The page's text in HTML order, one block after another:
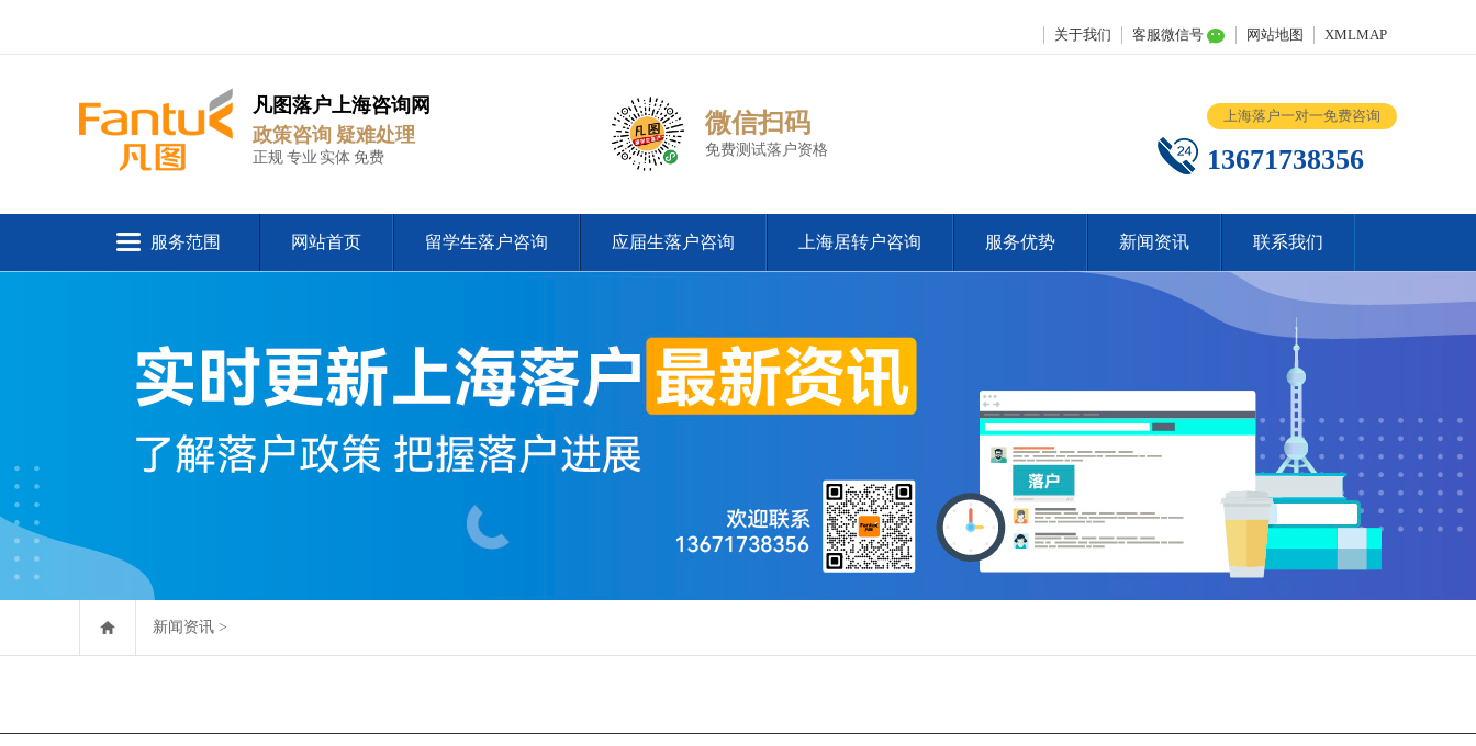
关于我们 客服微信号 网站地图 XMLMAP
凡图落户上海咨询网
政策咨询 疑难处理
正规 专业 实体 免费
微信扫码
免费测试落户资格
上海落户一对一免费咨询
13671738356
服务范围 网站首页 留学生落户咨询 应届生落户咨询 上海居转户咨询 服务优势 新闻资讯 联系我们
新闻资讯 >